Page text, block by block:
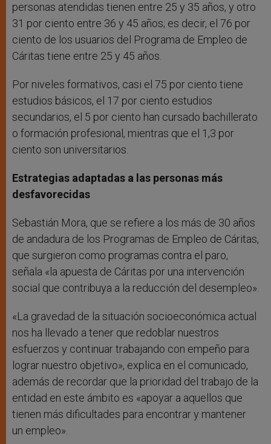
personas atendidas tienen entre 25 y 35 años, y otro
31 por ciento entre 36 y 45 años; es decir, el 76 por
ciento de los usuarios del Programa de Empleo de
Cáritas tiene entre 25 y 45 años.
Por niveles formativos, casi el 75 por ciento tiene
estudios básicos, el 17 por ciento estudios
secundarios, el 5 por ciento han cursado bachillerato
o formación profesional, mientras que el 1,3 por
ciento son universitarios.
Estrategias adaptadas a las personas más
desfavorecidas
Sebastián Mora, que se refiere a los más de 30 años
de andadura de los Programas de Empleo de Cáritas,
que surgieron como programas contra el paro,
señala «la apuesta de Cáritas por una intervención
social que contribuya a la reducción del desempleo».
«La gravedad de la situación socioeconómica actual
nos ha llevado a tener que redoblar nuestros
esfuerzos y continuar trabajando con empeño para
lograr nuestro objetivo», explica en el comunicado,
además de recordar que la prioridad del trabajo de la
entidad en este ámbito es «apoyar a aquellos que
tienen más dificultades para encontrar y mantener
un empleo».